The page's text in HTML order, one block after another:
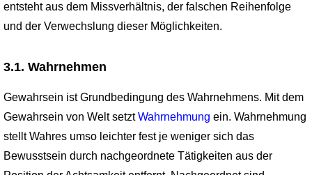
entsteht aus dem Missverhältnis, der falschen Reihenfolge
und der Verwechslung dieser Möglichkeiten.
3.1. Wahrnehmen
Gewahrsein ist Grundbedingung des Wahrnehmens. Mit dem
Gewahrsein von Welt setztWahrnehmung ein. Wahrnehmung
stellt Wahres umso leichter fest je weniger sich das
Bewusstsein durch nachgeordnete Tätigkeiten aus der